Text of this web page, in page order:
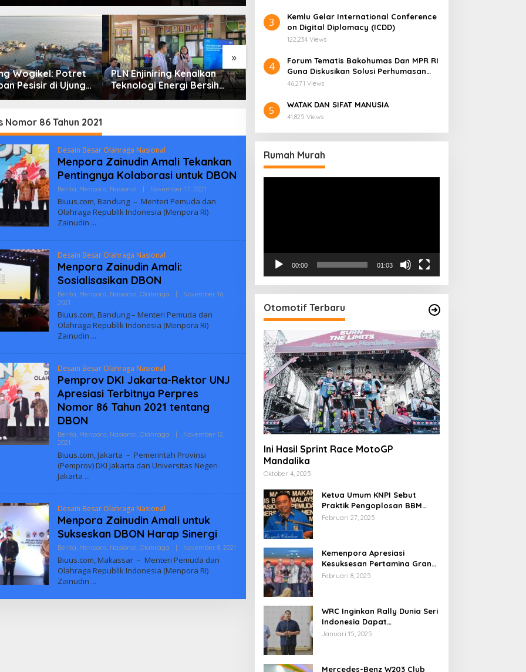
»
Wogikel: Potret
Pesisir di Ujung
yang
PLN Enjiniring Kenalkan
Teknologi Energi Bersih
kepada Pelajar Jakarta
Tradisi Bakar Batu di
Papua Menjadi Simbol
Kemana Harga Saham
Nomor 86 Tahun 2021
Desain Besar Olahraga Nasional
​Menpora Zainudin Amali Tekankan
Pentingnya Kolaborasi untuk DBON
Berita, Menpora, Nasional November 17, 2021Oleh
Indonesia
Biuus.com, Bandung – Menteri Pemuda dan
Olahraga Republik Indonesia (Menpora RI)
Zainudin
Desain Besar Olahraga Nasional
Menpora Zainudin Amali:
Sosialisasikan DBON
Berita, Menpora, Nasional, Olahraga
November 16,
2021Oleh
Indonesia
Biuus.com, Bandung – Menteri Pemuda dan
Olahraga Republik Indonesia (Menpora RI)
Zainudin
Desain Besar Olahraga Nasional
Pemprov DKI Jakarta-Rektor UNJ
Apresiasi Terbitnya Perpres
Nomor 86 Tahun 2021 tentang
DBON
Berita, Menpora, Nasional, Olahraga
November 12,
2021Oleh
Indonesia
Biuus.com, Jakarta – Pemerintah Provinsi
(Pemprov) DKI Jakarta dan Universitas Negeri
Jakarta
Desain Besar Olahraga Nasional
Menpora Zainudin Amali untuk
Sukseskan DBON Harap Sinergi
Berita, Menpora, Nasional, Olahraga November 8, 2021Oleh
Indonesia
Biuus.com, Makassar – Menteri Pemuda dan
Olahraga Republik Indonesia (Menpora RI)
Zainudin
3
​Kemlu Gelar International Conference
on Digital Diplomacy (ICDD)
122,234 Views
4
Forum Tematis Bakohumas Dan MPR RI
Guna Diskusikan Solusi Perhumasan
Juga Tuk Perkuat Lembaga Masing –
46,271 Views
5 WATAK DAN SIFAT MANUSIA
41,825 Views
Rumah Murah
00:00 01:03
Otomotif Terbaru
Ini Hasil Sprint Race MotoGP
Mandalika
Oktober 4, 2025
Ketua Umum KNPI Sebut
Praktik Pengoplosan BBM
Cederai Kepercayaan
Februari 27, 2025
Kemenpora Apresiasi
Kesuksesan Pertamina Grand
Prix of Indonesia 2024
Februari 8, 2025
WRC Inginkan Rally Dunia Seri
Indonesia Dapat
Terselenggara 2026
Januari 15, 2025
Mercedes-Benz W203 Club